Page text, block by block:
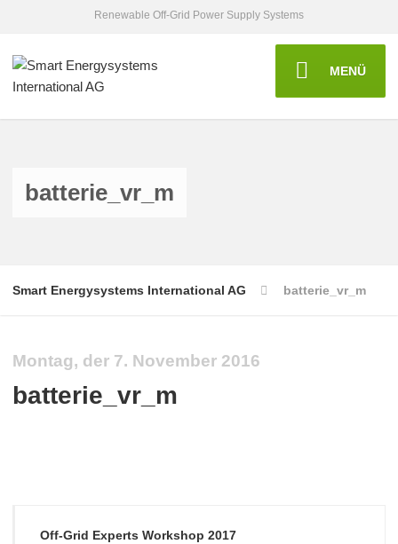
Renewable Off-Grid Power Supply Systems
MENÜ
batterie_vr_m
Smart Energysystems International AG batterie_vr_m
Montag, der 7. November 2016
batterie_vr_m
Off-Grid Experts Workshop 2017